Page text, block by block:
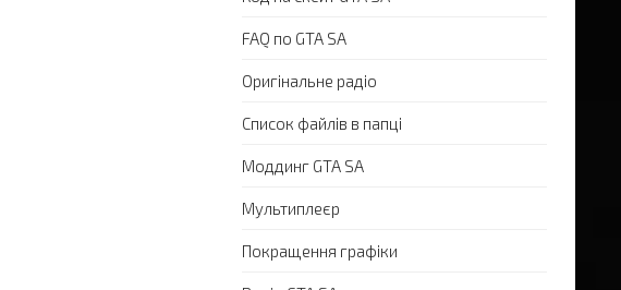
FAQ по GTA SA
Оригінальне радіо
Список файлів в папці
Моддинг GTA SA
Мультиплеєр
Покращення графіки